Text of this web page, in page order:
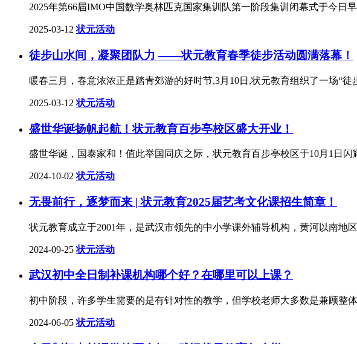
2025年第66届IMO中国数学奥林匹克国家集训队第一阶段集训闭幕式于今日
2025-03-12 状元活动
徒步山水间，凝聚团队力 ——状元教育春季徒步活动圆满落幕！
暖春三月，春意浓浓正是踏青郊游的好时节,3月10日,状元教育组织了一场“
2025-03-12 状元活动
盛世华诞扬帆起航！状元教育百步亭校区盛大开业！
盛世华诞，国泰家和！值此举国同庆之际，状元教育百步亭校区于10月1日
2024-10-02 状元活动
无畏前行，逐梦而来 | 状元教育2025届艺考文化课招生简章！
状元教育成立于2001年，是武汉市领先的中小学课外辅导机构，黄河以南地
2024-09-25 状元活动
武汉初中全日制补课机构哪个好？在哪里可以上课？
初中阶段，许多学生需要的是有针对性的教学，但学校老师大多数是兼顾
2024-06-05 状元活动